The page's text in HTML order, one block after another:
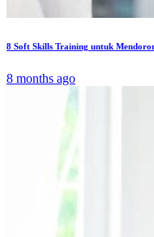
8 Soft Skills Training untuk
8 months ago